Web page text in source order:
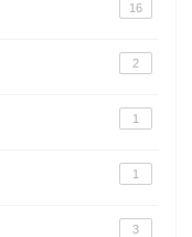
16
2
1
1
3